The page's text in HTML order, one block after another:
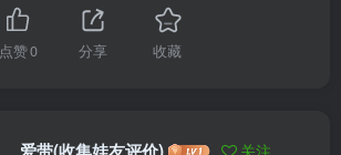
点赞0 分享 收藏